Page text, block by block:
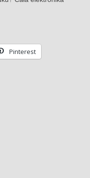
Pinterest